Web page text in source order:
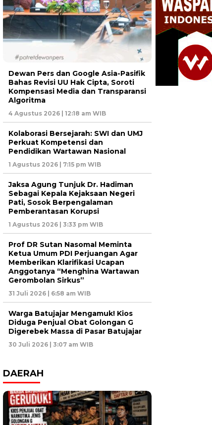
Dewan Pers dan Google Asia-Pasifik
Bahas Revisi UU Hak Cipta, Soroti
Kompensasi Media dan Transparansi
Algoritma
4 Agustus 2026 | 12:18 am WIB
Kolaborasi Bersejarah: SWI dan UMJ
Perkuat Kompetensi dan
Pendidikan Wartawan Nasional
1 Agustus 2026 | 7:15 pm WIB
Jaksa Agung Tunjuk Dr. Hadiman
Sebagai Kepala Kejaksaan Negeri
Pati, Sosok Berpengalaman
Pemberantasan Korupsi
1 Agustus 2026 | 3:33 pm WIB
Prof DR Sutan Nasomal Meminta
Ketua Umum PDI Perjuangan Agar
Memberikan Klarifikasi Ucapan
Anggotanya “Menghina Wartawan
Gerombolan Sirkus”
31 Juli 2026 | 6:58 am WIB
Warga Batujajar Mengamuk! Kios
Diduga Penjual Obat Golongan G
Digerebek Massa di Pasar Batujajar
30 Juli 2026 | 3:07 am WIB
DAERAH